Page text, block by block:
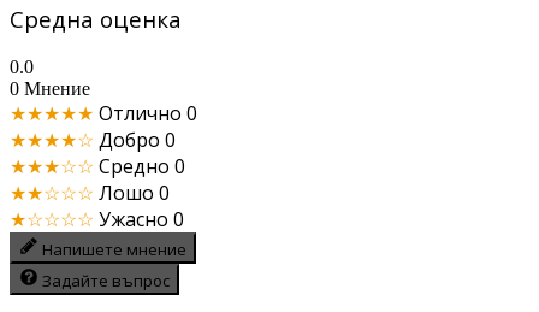
Средна оценка
0.0
0 Мнение
★★★★★ Отлично 0
★★★★☆ Добро 0
★★★☆☆ Средно 0
★★☆☆☆ Лошо 0
★☆☆☆☆ Ужасно 0
Напишете мнение
Задайте въпрос